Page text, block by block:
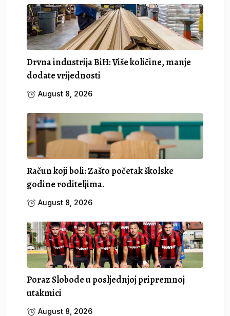
Drvna industrija BiH: Više količine, manje
dodate vrijednosti
August 8, 2026
Račun koji boli: Zašto početak školske
godine roditeljima.
August 8, 2026
Poraz Slobode u posljednjoj pripremnoj
utakmici
August 8, 2026